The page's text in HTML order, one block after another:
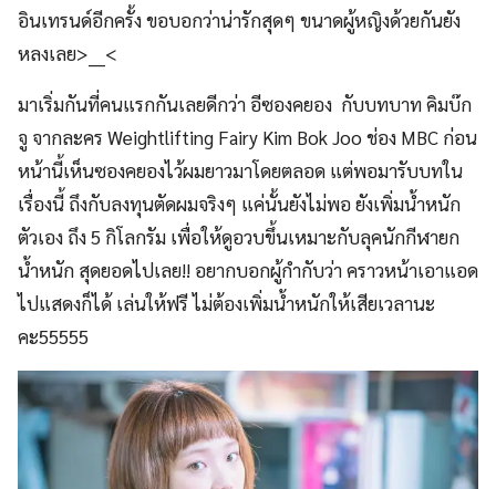
อินเทรนด์อีกครั้ง ขอบอกว่าน่ารักสุดๆ ขนาดผู้หญิงด้วยกันยัง
หลงเลย>___<
มาเริ่มกันที่คนแรกกันเลยดีกว่า อีซองคยอง กับบทบาท คิมบ๊ก
จู จากละคร Weightlifting Fairy Kim Bok Joo ช่อง MBC ก่อน
หน้านี้เห็นซองคยองไว้ผมยาวมาโดยตลอด แต่พอมารับบทใน
เรื่องนี้ ถึงกับลงทุนตัดผมจริงๆ แค่นั้นยังไม่พอ ยังเพิ่มน้ำหนัก
ตัวเอง ถึง 5 กิโลกรัม เพื่อให้ดูอวบขึ้นเหมาะกับลุคนักกีฬายก
น้ำหนัก สุดยอดไปเลย!! อยากบอกผู้กำกับว่า คราวหน้าเอาแอด
ไปแสดงก็ได้ เล่นให้ฟรี ไม่ต้องเพิ่มน้ำหนักให้เสียเวลานะ
คะ55555